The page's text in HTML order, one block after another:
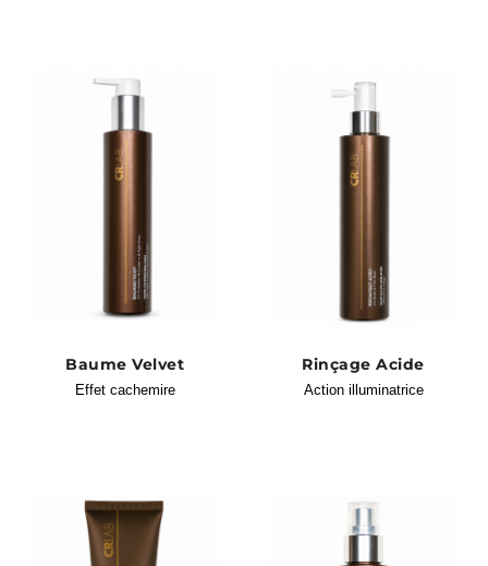
Baume Velvet
Effet cachemire
Rinçage Acide
Action illuminatrice